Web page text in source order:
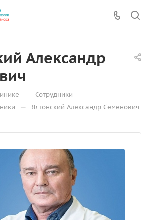
Александр
— Сотрудники —
— Ялтонский Александр Семёнович